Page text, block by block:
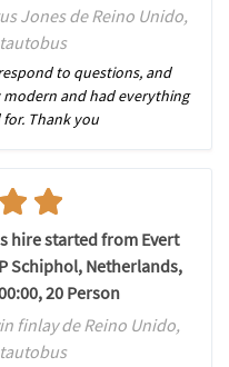
Jones de Reino Unido,
to questions, and
and had everything
Thank you
hire started from Evert
Schiphol, Netherlands,
20 Person
finlay de Reino Unido,